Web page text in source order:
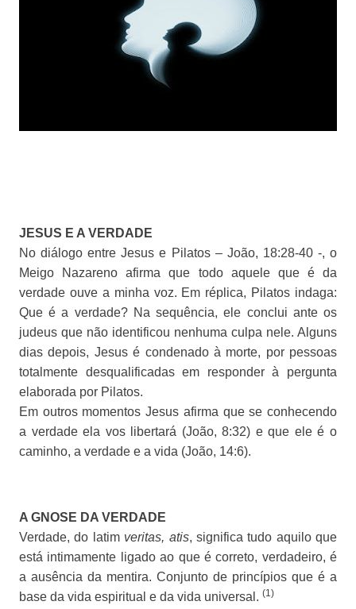
JESUS E A VERDADE
No diálogo entre Jesus e Pilatos – João, 18:28-40 -, o
Meigo Nazareno afirma que todo aquele que é da
verdade ouve a minha voz. Em réplica, Pilatos indaga:
Que é a verdade? Na sequência, ele conclui ante os
judeus que não identificou nenhuma culpa nele. Alguns
dias depois, Jesus é condenado à morte, por pessoas
totalmente desqualificadas em responder à pergunta
elaborada por Pilatos.
Em outros momentos Jesus afirma que se conhecendo
a verdade ela vos libertará (João, 8:32) e que ele é o
caminho, a verdade e a vida (João, 14:6).
A GNOSE DA VERDADE
Verdade, do latim veritas, atis, significa tudo aquilo que
está intimamente ligado ao que é correto, verdadeiro, é
a ausência da mentira. Conjunto de princípios que é a
base da vida espiritual e da vida universal. (1)